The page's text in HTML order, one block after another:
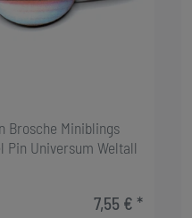
Brosche Miniblings
Pin Universum Weltall
7,55 € *